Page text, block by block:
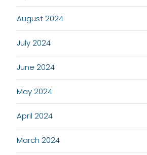
August 2024
July 2024
June 2024
May 2024
April 2024
March 2024